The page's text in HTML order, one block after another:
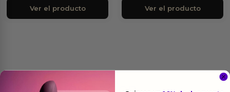
Ver el producto Ver el producto